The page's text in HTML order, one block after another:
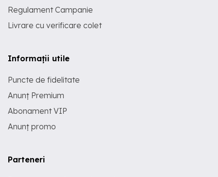
Regulament Campanie
Livrare cu verificare colet
Informații utile
Puncte de fidelitate
Anunț Premium
Abonament VIP
Anunț promo
Parteneri